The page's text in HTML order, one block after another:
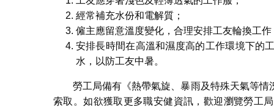
經常補充水份和電解質；
僱主應留意溫度變化，合理安排工友輪換工作
安排長時間在高溫和濕度高的工作環境下的
水，以防工友中暑。
勞工局備有《熱帶氣旋、暴雨及特殊天氣等
索取。如欲獲取更多職安健資訊，歡迎瀏覽勞工